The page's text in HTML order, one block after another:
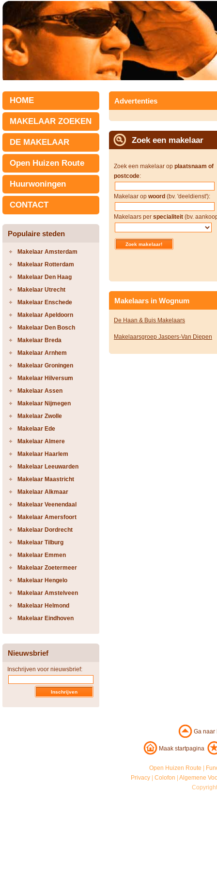
HOME
MAKELAAR ZOEKEN
DE MAKELAAR
Open Huizen Route
Huurwoningen
CONTACT
Populaire steden
Makelaar Amsterdam
Makelaar Rotterdam
Makelaar Den Haag
Makelaar Utrecht
Makelaar Enschede
Makelaar Apeldoorn
Makelaar Den Bosch
Makelaar Breda
Makelaar Arnhem
Makelaar Groningen
Makelaar Hilversum
Makelaar Assen
Makelaar Nijmegen
Makelaar Zwolle
Makelaar Ede
Makelaar Almere
Makelaar Haarlem
Makelaar Leeuwarden
Makelaar Maastricht
Makelaar Alkmaar
Makelaar Veenendaal
Makelaar Amersfoort
Makelaar Dordrecht
Makelaar Tilburg
Makelaar Emmen
Makelaar Zoetermeer
Makelaar Hengelo
Makelaar Amstelveen
Makelaar Helmond
Makelaar Eindhoven
Nieuwsbrief
Inschrijven voor nieuwsbrief:
Advertenties
Zoek een makelaar
Zoek een makelaar op plaatsnaam of
postcode:
Makelaar op woord (bv. 'deeldienst'):
Makelaars per specialiteit (bv.
Makelaars in Wognum
De Haan & Buis Makelaars
Makelaarsgroep Jaspers-Van Diepen
Ga
Maak startpagina
Open Huizen Route
Privacy |Colofon |Algemene